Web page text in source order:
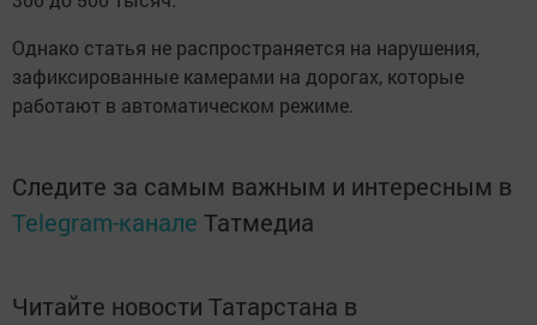
Однако статья не распространяется на нарушения,
зафиксированные камерами на дорогах, которые
работают в автоматическом режиме.
Следите за самым важным и интересным в
Telegram-канале Татмедиа
Читайте новости Татарстана в